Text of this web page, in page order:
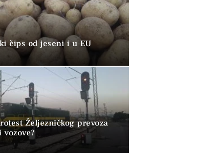
čips od jeseni i u EU
Željezničkog prevoza
vozove?